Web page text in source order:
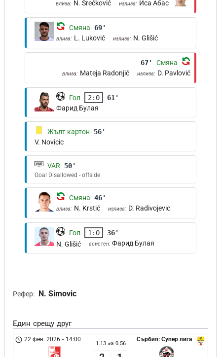
влиза: N. Srećković излиза: Иса Абас
Смяна 69'
влиза: L. Luković излиза: N. Glišić
67' Смяна
влиза: Mateja Radonjić излиза: D. Pavlović
Гол 2:0
61'
Фарид Булая
Жълт картон
56'
V. Novicic
VAR 50'
Goal Disallowed - offside
Смяна 46'
влиза: N. Krstić излиза: D. Radivojevic
Гол 1:0
36'
N. Glišić
асистен: Фарид Булая
Рефер: N. Simovic
Един срещу друг
Сърбия: Супер лига
22 фев. 2026 - 14:00
1.13 xG 0.56